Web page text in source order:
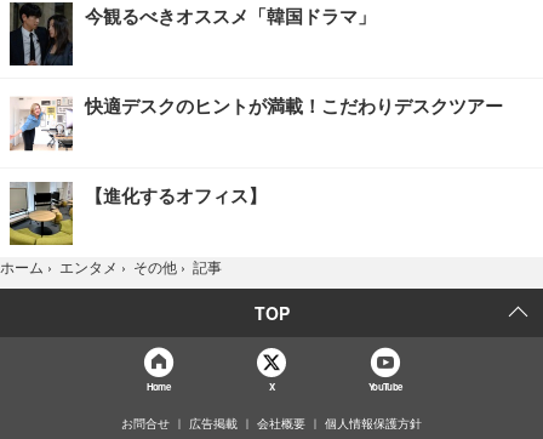
今観るべきオススメ「韓国ドラマ」
快適デスクのヒントが満載！こだわりデスクツアー
【進化するオフィス】
ホーム › エンタメ › その他 › 記事
TOP
Home X YouTube
お問合せ 広告掲載 会社概要 個人情報保護方針